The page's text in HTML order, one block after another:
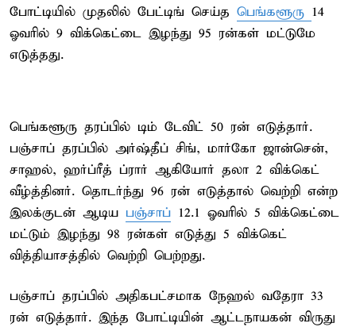
போட்டியில் முதலில் பேட்டிங் செய்த பெங்களூரு 14
ஓவரில் 9 விக்கெட்டை இழந்து 95 ரன்கள் மட்டுமே
எடுத்தது.
பெங்களூரு தரப்பில் டிம் டேவிட் 50 ரன் எடுத்தார்.
பஞ்சாப் தரப்பில் அர்ஷ்தீப் சிங், மார்கோ ஜான்சென்,
சாஹல், ஹர்ப்ரீத் ப்ரார் ஆகியோர் தலா 2 விக்கெட்
வீழ்த்தினர். தொடர்ந்து 96 ரன் எடுத்தால் வெற்றி என்ற
இலக்குடன் ஆடிய பஞ்சாப் 12.1 ஓவரில் 5 விக்கெட்டை
மட்டும் இழந்து 98 ரன்கள் எடுத்து 5 விக்கெட்
வித்தியாசத்தில் வெற்றி பெற்றது.
பஞ்சாப் தரப்பில் அதிகபட்சமாக நேஹல் வதேரா 33
ரன் எடுத்தார். இந்த போட்டியின் ஆட்டநாயகன் விருது